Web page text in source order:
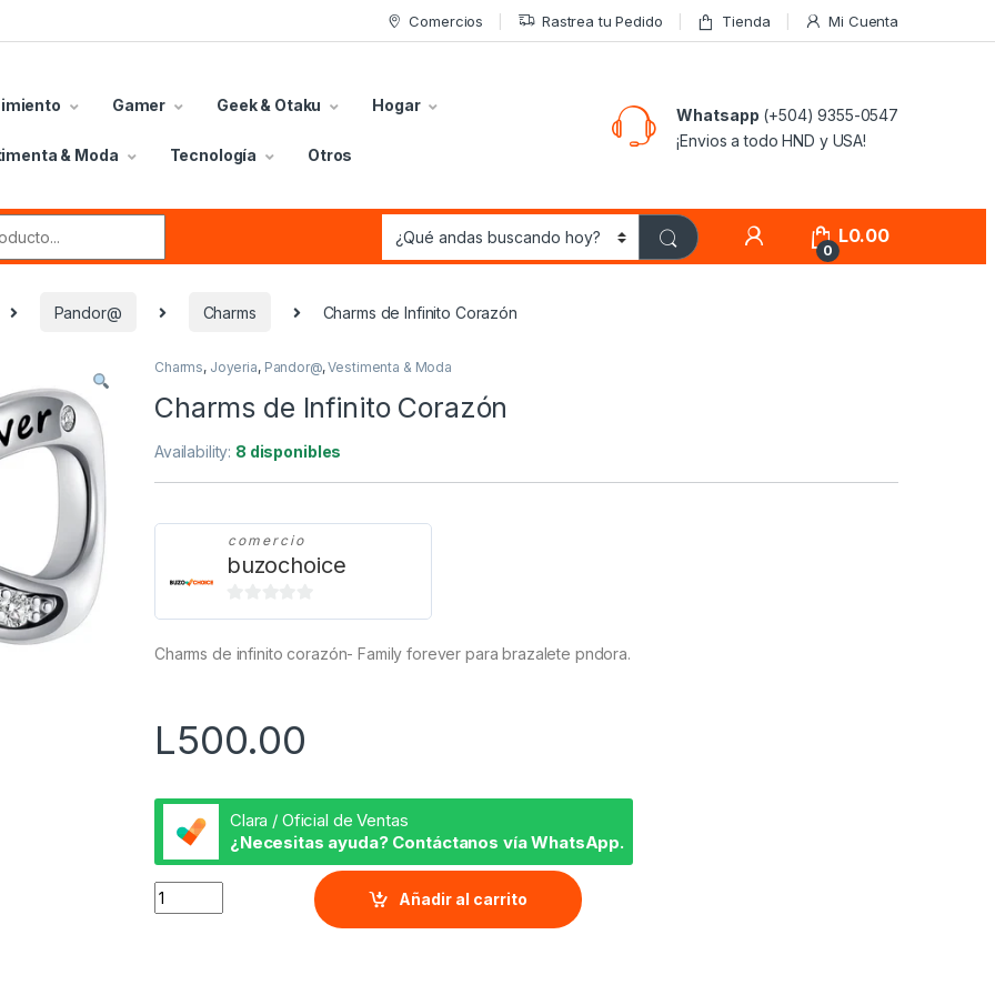
Comercios Rastrea tu Pedido Tienda Mi Cuenta
Gamer Geek & Otaku Hogar
& Moda Tecnología Otros
Whatsapp (+504) 9355-0547
¡Envios a todo HND y USA!
0
L0.00
Pandor@ Charms Charms de Infinito Corazón
Charms, Joyeria, Pandor@,Vestimenta & Moda
Charms de Infinito Corazón
Availability: 8 disponibles
comercio
buzochoice
0
e
Charms de infinito corazón- Family forever para brazalete pndora.
L500.00
Clara / Oficial de Ventas
¿Necesitas ayuda? Contáctanos vía WhatsApp.
Charms de Infinito Corazón quantity
Añadir al carrito